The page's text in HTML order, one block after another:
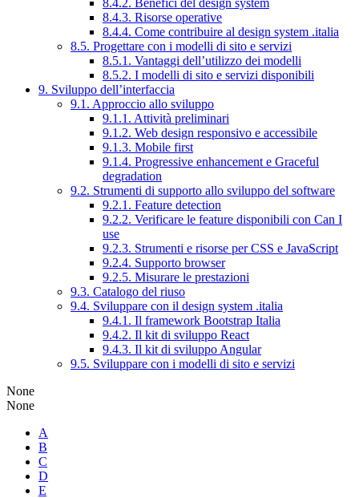
8.4.2. Benefici del design system
8.4.3. Risorse operative
8.4.4. Come contribuire al design system .italia
8.5. Progettare con i modelli di sito e servizi
8.5.1. Vantaggi dell’utilizzo dei modelli
8.5.2. I modelli di sito e servizi disponibili
9. Sviluppo dell’interfaccia
9.1. Approccio allo sviluppo
9.1.1. Attività preliminari
9.1.2. Web design responsivo e accessibile
9.1.3. Mobile first
9.1.4. Progressive enhancement e Graceful
degradation
9.2. Strumenti di supporto allo sviluppo del software
9.2.1. Feature detection
9.2.2. Verificare le feature disponibili con Can I
use
9.2.3. Strumenti e risorse per CSS e JavaScript
9.2.4. Supporto browser
9.2.5. Misurare le prestazioni
9.3. Catalogo del riuso
9.4. Sviluppare con il design system .italia
9.4.1. Il framework Bootstrap Italia
9.4.2. Il kit di sviluppo React
9.4.3. Il kit di sviluppo Angular
9.5. Sviluppare con i modelli di sito e servizi
None
None
A
B
C
D
E